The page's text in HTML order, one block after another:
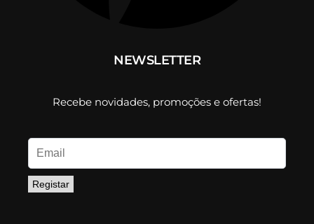
NEWSLETTER
Recebe novidades, promoções e ofertas!
Registar